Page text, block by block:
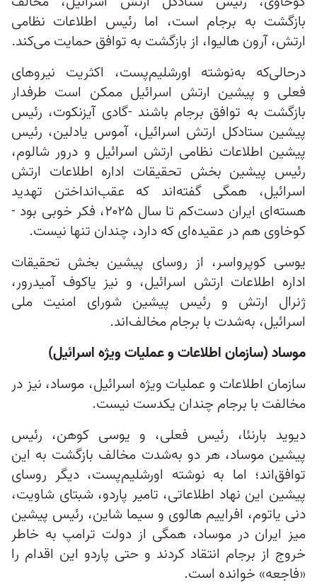
بازگشت به برجام است، اما رئیس اطلاعات نظامی
ارتش، آرون هالیوا، از بازگشت به توافق حمایت می‌کند.
درحالی‌که به‌نوشته اورشلیم‌پست، اکثریت نیروهای
فعلی و پیشین ارتش اسرائیل ممکن است طرفدار
بازگشت به توافق برجام باشند -گادی آیزنکوت، رئیس
پیشین ستادکل ارتش اسرائیل، آموس یادلین، رئیس
پیشین اطلاعات نظامی ارتش اسرائیل و درور شالوم،
رئیس پیشین بخش تحقیقات اداره اطلاعات ارتش
اسرائیل، همگی گفته‌اند که عقب‌انداختن تهدید
هسته‌ای ایران دست‌کم تا سال ۲۰۲۵، فکر خوبی بود -
کوخاوی هم در عقیده‌ای که دارد، چندان تنها نیست.
یوسی کوپرواسر، از روسای پیشین بخش تحقیقات
اداره اطلاعات ارتش اسرائیل، و نیز یاکوف آمیدرور،
ژنرال ارتش و رئیس پیشین شورای امنیت ملی
اسرائیل، به‌شدت با برجام مخالف‌اند.
موساد (سازمان اطلاعات و عملیات ویژه اسرائیل)
سازمان اطلاعات و عملیات ویژه اسرائیل، موساد، نیز در
مخالفت با برجام چندان یکدست نیست.
دیوید بارنئا، رئیس فعلی، و یوسی کوهن، رئیس
پیشین موساد، هر دو به‌شدت مخالف بازگشت به این
توافق‌اند؛ اما به نوشته اورشلیم‌پست، دیگر روسای
پیشین این نهاد اطلاعاتی، تامیر پاردو، شبتای شاویت،
دنی یاتوم، افراییم هالوی و سیما شاین، رئیس پیشین
میز ایران در موساد، همگی از دولت ترامپ به خاطر
خروج از برجام انتقاد کردند و حتی پاردو این اقدام را
«فاجعه» خوانده است.